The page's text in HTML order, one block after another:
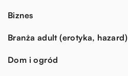
Biznes
Branża adult (erotyka, hazard)
Dom i ogród